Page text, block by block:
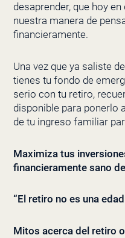
desaprender, que hoy
nuestra manera de
financieramente.
Una vez que ya saliste
tienes tu fondo de
serio con tu retiro,
disponible para ponerlo
de tu ingreso familiar
Maximiza tus
financieramente sano
“El retiro no es una
Mitos acerca del retiro